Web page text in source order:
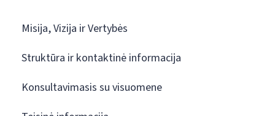
Misija, Vizija ir Vertybės
Struktūra ir kontaktinė informacija
Konsultavimasis su visuomene